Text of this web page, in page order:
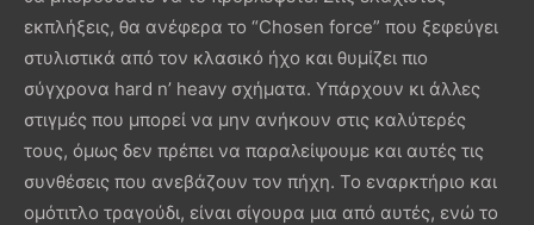
εκπλήξεις, θα ανέφερα το “Chosen force” που ξεφεύγει
στυλιστικά από τον κλασικό ήχο και θυμίζει πιο
σύγχρονα hard n’ heavy σχήματα. Υπάρχουν κι άλλες
στιγμές που μπορεί να μην ανήκουν στις καλύτερές
τους, όμως δεν πρέπει να παραλείψουμε και αυτές τις
συνθέσεις που ανεβάζουν τον πήχη. Το εναρκτήριο και
ομότιτλο τραγούδι, είναι σίγουρα μια από αυτές, ενώ το